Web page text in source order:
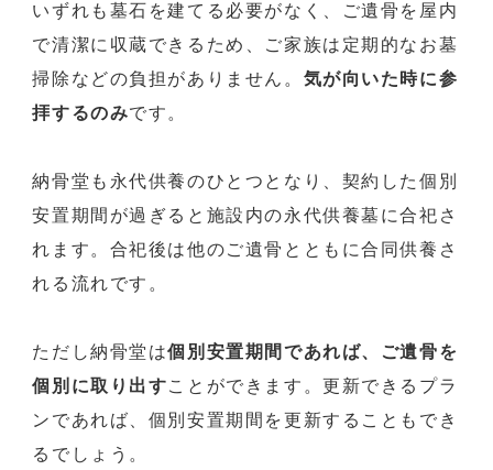
いずれも墓石を建てる必要がなく、ご遺骨を屋内
で清潔に収蔵できるため、ご家族は定期的なお墓
掃除などの負担がありません。 気が向いた時に参
拝するのみです。
納骨堂も永代供養のひとつとなり、契約した個別
安置期間が過ぎると施設内の永代供養墓に合祀さ
れます。合祀後は他のご遺骨とともに合同供養さ
れる流れです。
ただし納骨堂は個別安置期間であれば、ご遺骨を
個別に取り出すことができます。更新できるプラ
ンであれば、個別安置期間を更新することもでき
るでしょう。